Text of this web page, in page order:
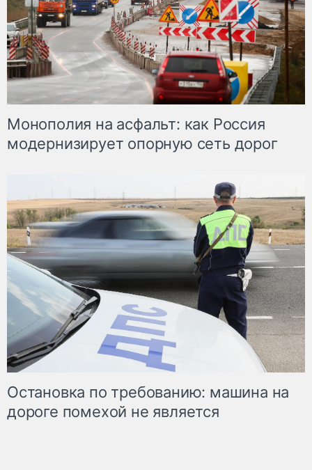
Монополия на асфальт: как Россия
модернизирует опорную сеть дорог
Остановка по требованию: машина на
дороге помехой не является